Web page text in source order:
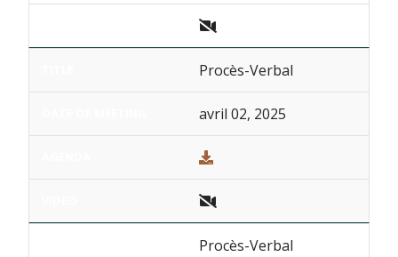
Procès-Verbal
avril 02, 2025
Procès-Verbal